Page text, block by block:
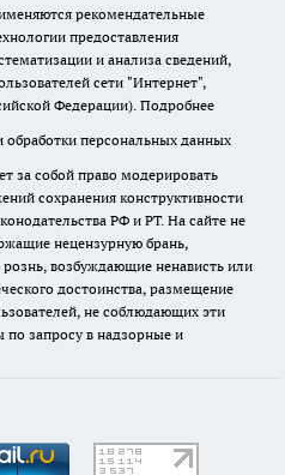
рекомендательные
предоставления
и анализа сведений,
сети "Интернет",
Федерации).Подробнее
персональных данных
за собой право модерировать
сохранения конструктивности
РФ и РТ. На сайте не
нецензурную брань,
возбуждающие ненависть или
достоинства, размещение
не соблюдающих эти
по запросу в надзорные и